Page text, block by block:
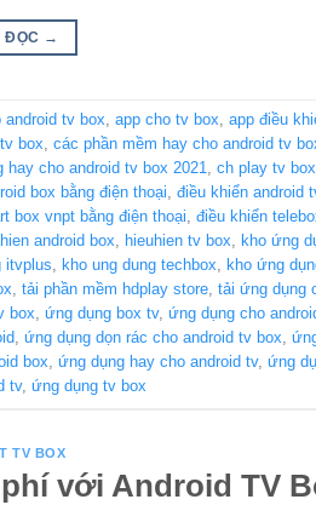
ĐỌC →
android tv box, app cho tv box, app điều
box, các phần mềm hay cho android tv
hay cho android tv box 2021, ch play tv box
box bằng điện thoại, điều khiển android
box vnpt bằng điện thoại, điều khiển
android box, hieuhien tv box, kho ứng
itvplus, kho ung dung techbox, kho ứng
, tải phần mềm hdplay store, tải ứng dụng
box, ứng dụng box tv, ứng dụng cho
, ứng dụng dọn rác cho android tv box,
box, ứng dụng hay cho android tv, ứng
tv, ứng dụng tv box
TV BOX
với Android TV